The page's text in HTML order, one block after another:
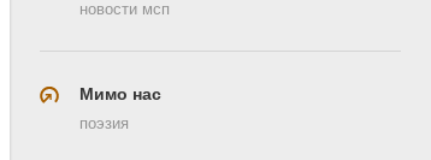
новости мсп
Мимо нас
поэзия